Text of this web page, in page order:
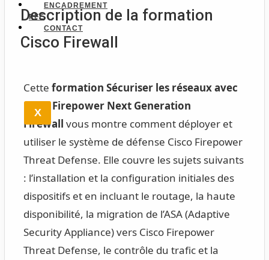
ENCADREMENT
PFE
CONTACT
X
Description de la formation
Cisco Firewall
Cette formation Sécuriser les réseaux avec
Cisco Firepower Next Generation
Firewall vous montre comment déployer et
utiliser le système de défense Cisco Firepower
Threat Defense. Elle couvre les sujets suivants
: l’installation et la configuration initiales des
dispositifs et en incluant le routage, la haute
disponibilité, la migration de l’ASA (Adaptive
Security Appliance) vers Cisco Firepower
Threat Defense, le contrôle du trafic et la